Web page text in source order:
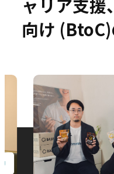
お役立ち情報
ャリア支援
向け